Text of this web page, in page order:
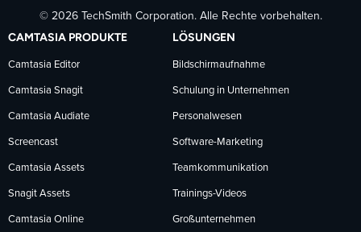
auf
Facebook
folgen
auf
LinkedIn
folgen
auf
YouTube
folgen
© 2026 TechSmith Corporation. Alle Rechte vorbehalten.
CAMTASIA PRODUKTE
Camtasia Editor
Camtasia Snagit
Camtasia Audiate
Screencast
Camtasia Assets
Snagit Assets
Camtasia Online
LÖSUNGEN
Bildschirmaufnahme
Schulung in Unternehmen
Personalwesen
Software-Marketing
Teamkommunikation
Trainings-Videos
Großunternehmen